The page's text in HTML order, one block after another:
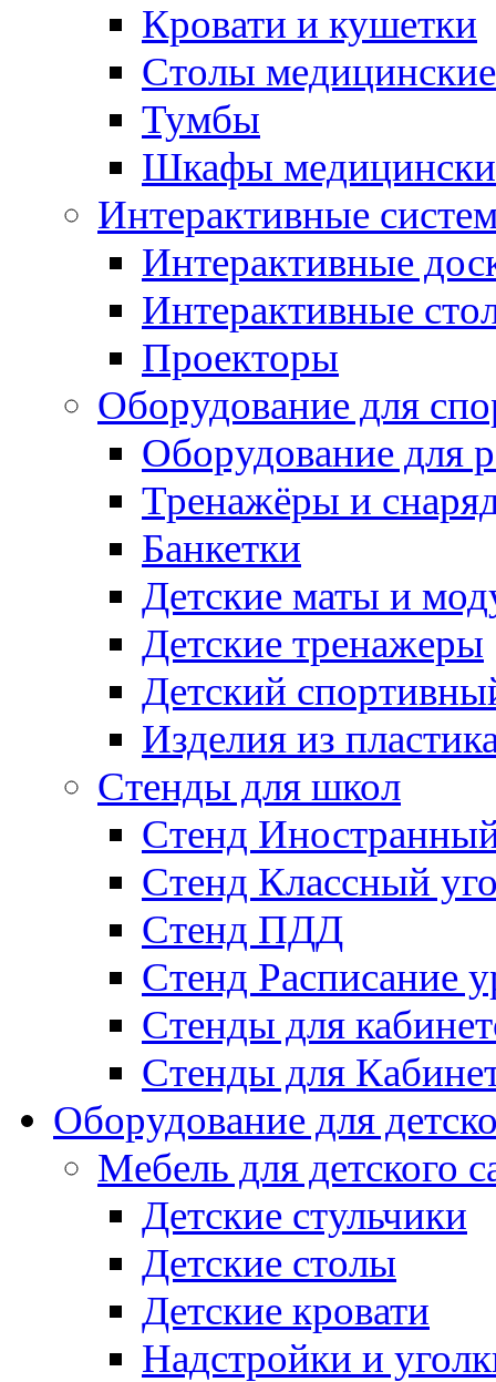
Кровати и кушетки
Столы медицинские
Тумбы
Шкафы
Интерактивные
Интерактивные
Интерактивные
Проекторы
Оборудование для
Оборудование для
Тренажёры и
Банкетки
Детские маты и
Детские тренажеры
Детский
Изделия из
Стенды для школ
Стенд
Стенд Классный
Стенд ПДД
Стенд Расписание
Стенды для
Стенды для
Оборудование для
Мебель для детского
Детские стульчики
Детские столы
Детские кровати
Надстройки и